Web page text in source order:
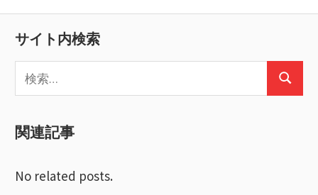
ビ
ゲ
ー
シ
ョ
サイト内検索
検
関連記事
No related posts.